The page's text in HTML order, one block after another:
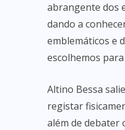
abrangente dos
dando a
emblemáticos e
escolhemos
Altino Bessa
registar
além de debater